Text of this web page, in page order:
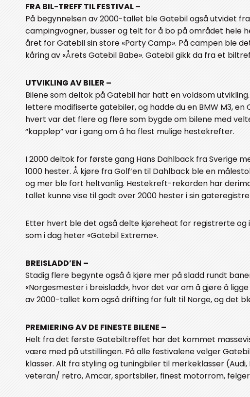
FRA BIL-TREFF TIL FESTIVAL –
På begynnelsen av 2000-tallet ble Gatebil også utvidet
campingvogner, busser og telt for å bo på området hele
året for Gatebil sin store «Party Camp». På campen ble
kåring av «Årets Gatebil Babe». Gatebil gikk da fra et
UTVIKLING AV BILER –
Bilene som deltok på Gatebil har hatt en voldsom
lettere modifiserte gatebiler, og hadde du en BMW M3, en
hvert var det flere og flere som bygde om bilene med
“kappløp” var i gang om å ha flest mulige hestekrefter.
I 2000 deltok for første gang Hans Dahlback fra Sverige
1000 hester. Å kjøre fra Golf’en til Dahlback ble en
og mer ble fort heltvanlig. Hestekreft-rekorden har
tallet kunne vise til godt over 2000 hester i sin
Etter hvert ble det også delte kjøreheat for registrerte og
som i dag heter «Gatebil Extreme».
BREISLADD’EN –
Stadig flere begynte også å kjøre mer på sladd rundt
«Norgesmester i breisladd», hvor det var om å gjøre å
av 2000-tallet kom også drifting for fult til Norge, og det
PREMIERING AV DE FINESTE BILENE –
Helt fra det første Gatebiltreffet har det kommet
være med på utstillingen. På alle festivalene velger
klasser. Alt fra styling og tuningbiler til merkeklasser (Audi,
veteran/ retro, Amcar, sportsbiler, finest motorrom,